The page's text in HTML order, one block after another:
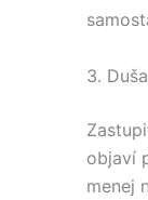
3.
objaví
menej